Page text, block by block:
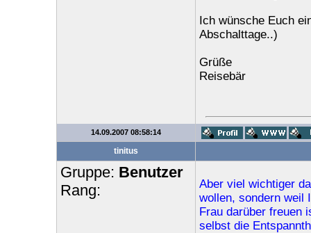
Ich wünsche Euch
Abschalttage..)
Grüße
Reisebär
14.09.2007 08:58:14
tinitus
Gruppe: Benutzer
Rang:
Aber viel wichtiger
wollen, sondern weil
Frau darüber freuen
selbst die